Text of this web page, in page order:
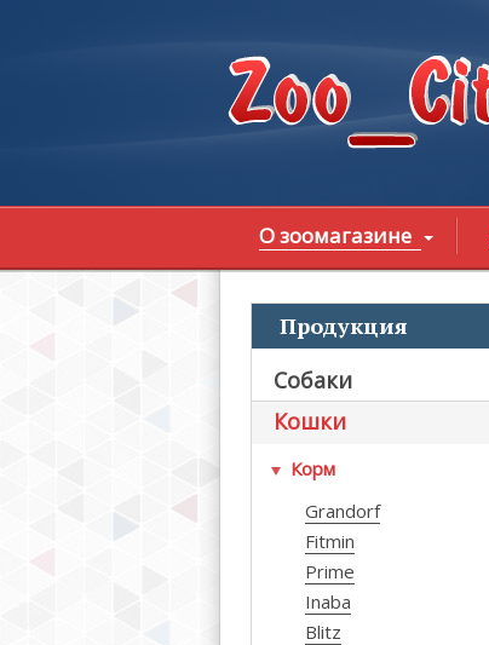
О зоомагазине
Продукция
Собаки
Кошки
Корм
Grandorf
Fitmin
Prime
Inaba
Blitz